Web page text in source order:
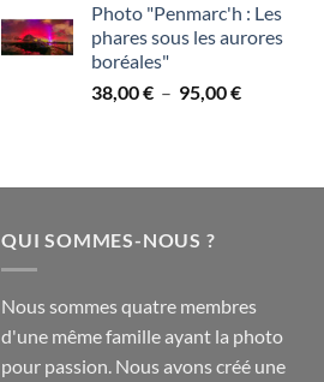
prix :
38,00 €
95,00 €
Photo "Penmarc'h : Les
phares sous les aurores
boréales"
38,00€ – 95,00€Plage
à
QUI SOMMES-NOUS ?
Nous sommes quatre membres
d'une même famille ayant la photo
pour passion. Nous avons créé une